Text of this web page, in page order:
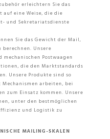
erleichtern Sie das
auf eine Weise, die die
und Sekretariatsdienste
Sie das Gewicht der Mail,
berechnen. Unsere
Postwaagen
die den Marktstandards
Unsere Produkte sind so
arbeiten, bei
zum Einsatz kommen. Unsere
unter den bestmöglichen
und Logistik zu
MAILING-SKALEN